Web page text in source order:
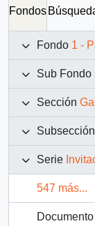
Fondos
Fondo 1 -
Sub Fondo
Sección
Subsección
Serie
547 más...
Documento